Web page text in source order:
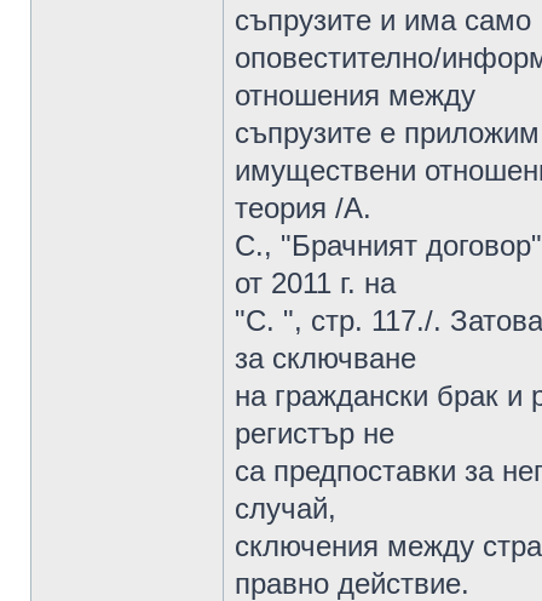
съпрузите и има само
оповестително/
отношения между
съпрузите е
имуществени
теория /А.
С., "Брачният
от 2011 г. на
"С. ", стр. 117./.
за сключване
на граждански брак и
регистър не
са предпоставки за
случай,
сключения между
правно действие.